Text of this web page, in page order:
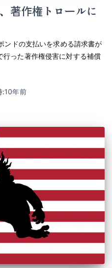
著作権トロールに
ドの支払いを求める請求書が
行った著作権侵害に対する補償
:10年前